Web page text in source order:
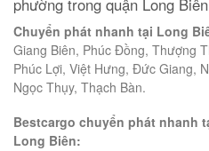
phường trong quận Long
Chuyển phát nhanh tại Long
Giang Biên, Phúc Đồng, Thượng
Phúc Lợi, Việt Hưng, Đức Giang,
Ngọc Thụy, Thạch Bàn.
Bestcargo chuyển phát nhanh
Long Biên: